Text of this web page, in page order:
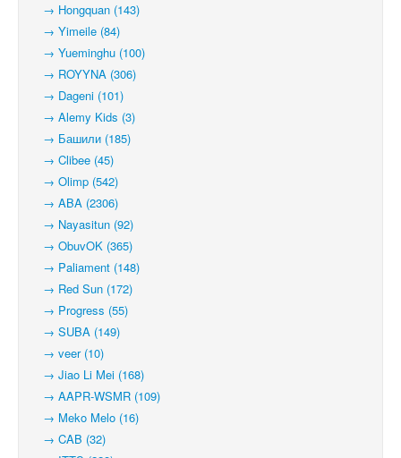
→ Hongquan (143)
→ Yimeile (84)
→ Yueminghu (100)
→ ROYYNA (306)
→ Dageni (101)
→ Alemy Kids (3)
→ Башили (185)
→ Clibee (45)
→ Olimp (542)
→ ABA (2306)
→ Nayasitun (92)
→ ObuvOK (365)
→ Paliament (148)
→ Red Sun (172)
→ Progress (55)
→ SUBA (149)
→ veer (10)
→ Jiao Li Mei (168)
→ AAPR-WSMR (109)
→ Meko Melo (16)
→ CAB (32)